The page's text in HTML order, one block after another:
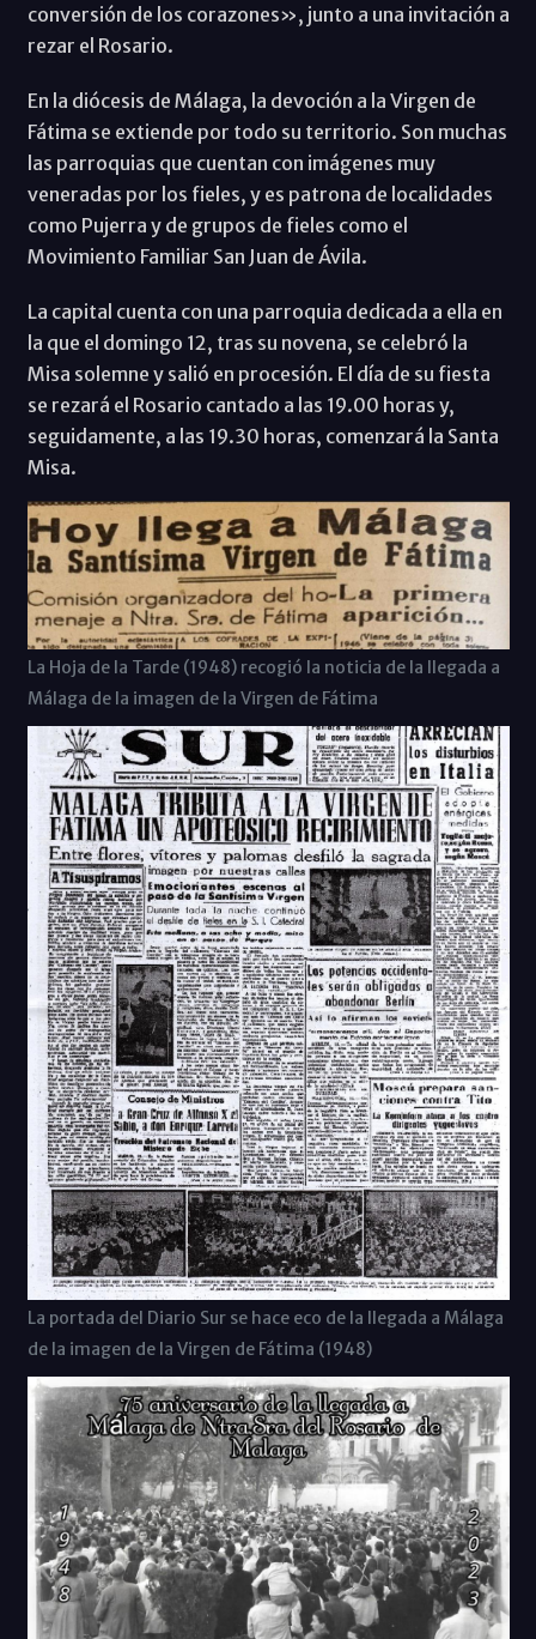
conversión de los corazones», junto a una invitación a
rezar el Rosario.
En la diócesis de Málaga, la devoción a la Virgen de
Fátima se extiende por todo su territorio. Son muchas
las parroquias que cuentan con imágenes muy
veneradas por los fieles, y es patrona de localidades
como Pujerra y de grupos de fieles como el
Movimiento Familiar San Juan de Ávila.
La capital cuenta con una parroquia dedicada a ella en
la que el domingo 12, tras su novena, se celebró la
Misa solemne y salió en procesión. El día de su fiesta
se rezará el Rosario cantado a las 19.00 horas y,
seguidamente, a las 19.30 horas, comenzará la Santa
Misa.
La Hoja de la Tarde (1948) recogió la noticia de la llegada a
Málaga de la imagen de la Virgen de Fátima
La portada del Diario Sur se hace eco de la llegada a Málaga
de la imagen de la Virgen de Fátima (1948)